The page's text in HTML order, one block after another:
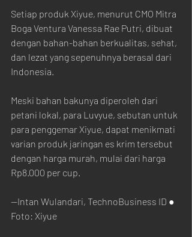
Setiap produk Xiyue, menurut CMO Mitra
Boga Ventura Vanessa Rae Putri, dibuat
dengan bahan-bahan berkualitas, sehat,
dan lezat yang sepenuhnya berasal dari
Indonesia.
Meski bahan bakunya diperoleh dari
petani lokal, para Luvyue, sebutan untuk
para penggemar Xiyue, dapat menikmati
varian produk jaringan es krim tersebut
dengan harga murah, mulai dari harga
Rp8.000 per cup.
—Intan Wulandari, TechnoBusiness ID ●
Foto: Xiyue